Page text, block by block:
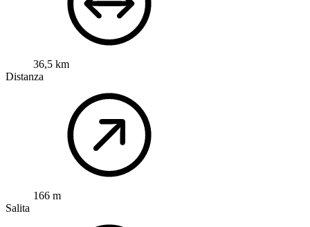
36,5 km
Distanza
166 m
Salita